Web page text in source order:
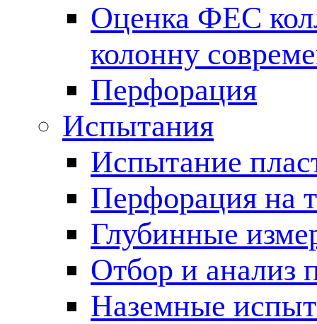
Оценка ФЕС
колонну
Перфорация
Испытания
Испытание
Перфорация на
Глубинные
Отбор и анализ
Наземные